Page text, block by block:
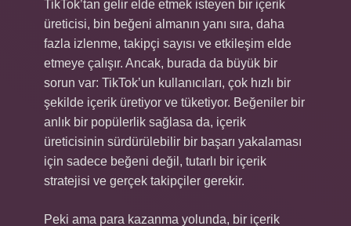
TikTok’tan gelir elde etmek isteyen bir içerik
üreticisi, bin beğeni almanın yanı sıra, daha
fazla izlenme, takipçi sayısı ve etkileşim elde
etmeye çalışır. Ancak, burada da büyük bir
sorun var: TikTok’un kullanıcıları, çok hızlı bir
şekilde içerik üretiyor ve tüketiyor. Beğeniler bir
anlık bir popülerlik sağlasa da, içerik
üreticisinin sürdürülebilir bir başarı yakalaması
için sadece beğeni değil, tutarlı bir içerik
stratejisi ve gerçek takipçiler gerekir.
Peki ama para kazanma yolunda, bir içerik